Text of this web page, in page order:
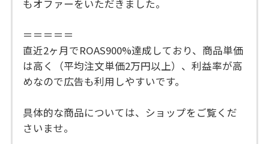
もオファーをいただきました。
＝＝＝＝＝
直近2ヶ月でROAS900%達成しており、商品単価
は高く（平均注文単価2万円以上）、利益率が高
めなので広告も利用しやすいです。
具体的な商品については、ショップをご覧くだ
さいませ。